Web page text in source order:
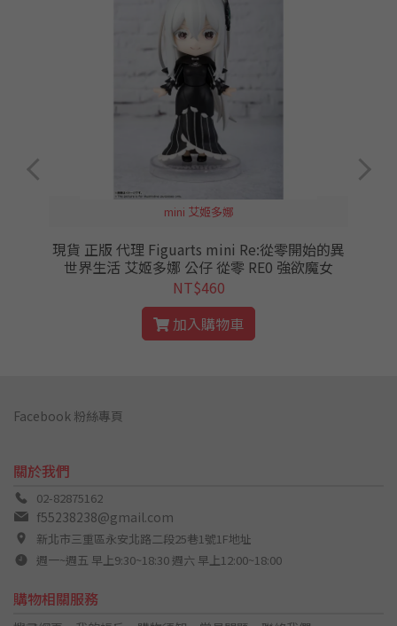
mini 艾姬多娜
現貨 正版 代理 Figuarts mini Re:從零開始的異
世界生活 艾姬多娜 公仔 從零 RE0 強欲魔女
NT$460
加入購物車
關於我們
02-82875162
f55238238@gmail.com
新北市三重區永安北路二段25巷1號1F地址
週一~週五 早上9:30~18:30 週六 早上12:00~18:00
購物相關服務
Facebook 粉絲專頁